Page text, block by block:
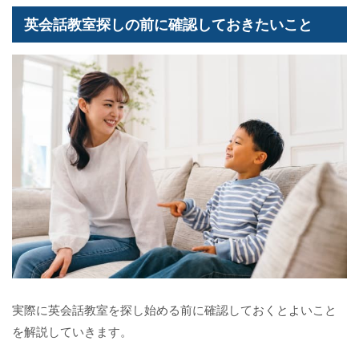
英会話教室探しの前に確認しておきたいこと
実際に英会話教室を探し始める前に確認しておくとよいこと
を解説していきます。